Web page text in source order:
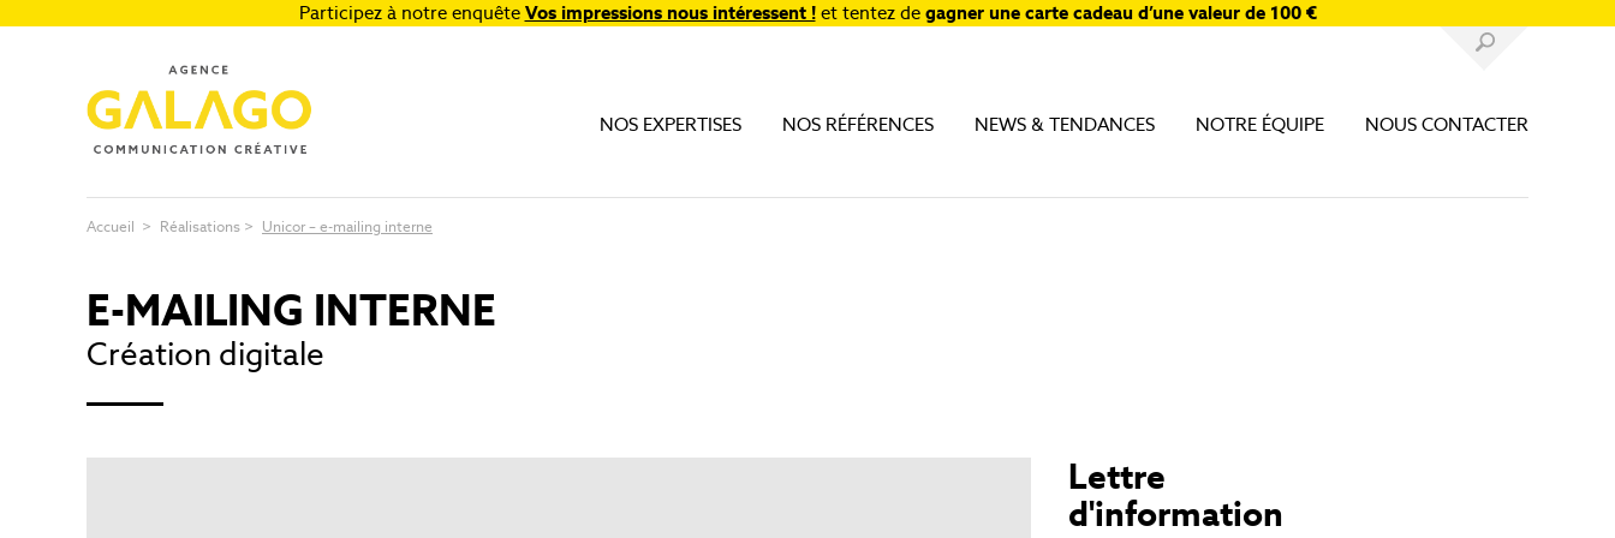
Participez à notre enquête Vos impressions nous intéressent !et tentez de gagner une carte cadeau d’une valeur de 100 €
NOS EXPERTISES NOS RÉFÉRENCES NEWS & TENDANCES NOTRE ÉQUIPE NOUS CONTACTER
Accueil > Réalisations > Unicor – e-mailing interne
E-MAILING INTERNE
Création digitale
Lettre
d'information